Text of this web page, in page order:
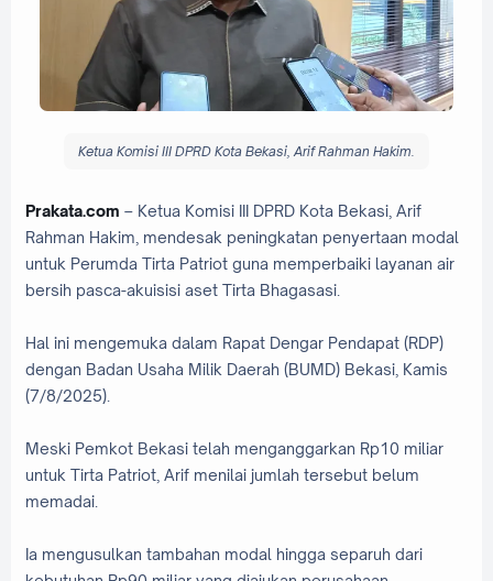
Ketua Komisi III DPRD Kota Bekasi, Arif Rahman Hakim.
Prakata.com – Ketua Komisi III DPRD Kota Bekasi, Arif
Rahman Hakim, mendesak peningkatan penyertaan modal
untuk Perumda Tirta Patriot guna memperbaiki layanan air
bersih pasca-akuisisi aset Tirta Bhagasasi.
Hal ini mengemuka dalam Rapat Dengar Pendapat (RDP)
dengan Badan Usaha Milik Daerah (BUMD) Bekasi, Kamis
(7/8/2025).
Meski Pemkot Bekasi telah menganggarkan Rp10 miliar
untuk Tirta Patriot, Arif menilai jumlah tersebut belum
memadai.
Ia mengusulkan tambahan modal hingga separuh dari